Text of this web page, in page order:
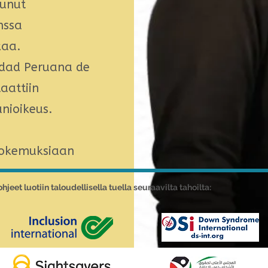
Peruana de
luotiin taloudellisella tuella seuraavilta tahoilta: